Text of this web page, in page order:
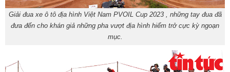
Giải đua xe ô tô địa hình Việt Nam PVOIL Cup 2023 , những tay đua đã
đưa đến cho khán giả những pha vượt địa hình hiểm trở cực kỳ ngoạn
mục.